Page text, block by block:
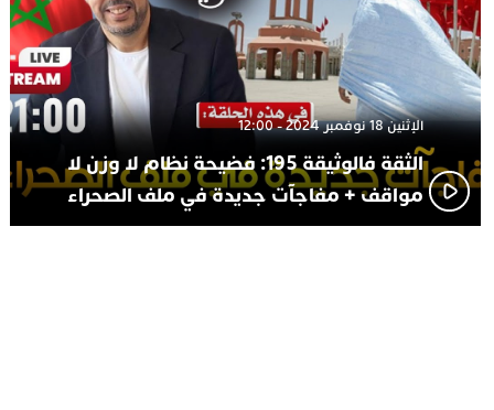
الإثنين 18 نوفمبر 2024 - 12:00
الثقة فالوثيقة 195: فضيحة نظام لا وزن لا
مواقف + مفاجآت جديدة في ملف الصحراء